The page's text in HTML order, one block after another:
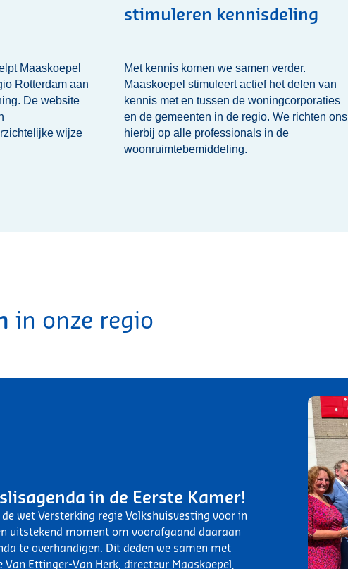
Maaskoepel
Rotterdam aan
De website
wijze
stimuleren kennisdeling
Met kennis komen we samen verder.
Maaskoepel stimuleert actief het delen van
kennis met en tussen de woningcorporaties
en de gemeenten in de regio. We richten ons
hierbij op alle professionals in de
woonruimtebemiddeling.
in onze regio
in de Eerste Kamer!
wet Versterking regie Volkshuisvesting voor in
uitstekend moment om voorafgaand daaraan
te overhandigen. Dit deden we samen met
Van Ettinger-Van Herk, directeur Maaskoepel,